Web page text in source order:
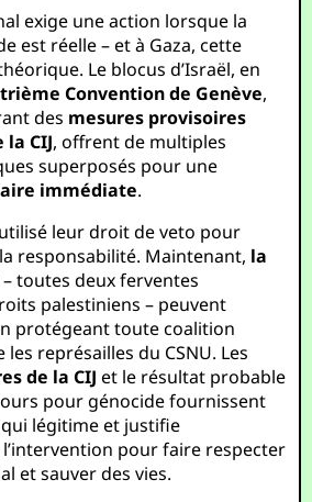
exige une action lorsque la
est réelle – et à Gaza, cette
Le blocus d’Israël, en
Convention de Genève,
des mesures provisoires
CIJ, offrent de multiples
superposés pour une
immédiate.
leur droit de veto pour
responsabilité. Maintenant, la
– toutes deux ferventes
palestiniens – peuvent
protégeant toute coalition
représailles du CSNU. Les
de la CIJ et le résultat probable
pour génocide fournissent
légitime et justifie
pour faire respecter
et sauver des vies.